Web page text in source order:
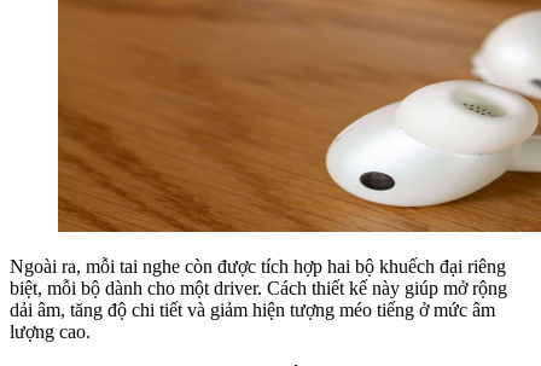
Ngoài ra, mỗi tai nghe còn được tích hợp hai bộ khuếch đại riêng
biệt, mỗi bộ dành cho một driver. Cách thiết kế này giúp mở rộng
dải âm, tăng độ chi tiết và giảm hiện tượng méo tiếng ở mức âm
lượng cao.